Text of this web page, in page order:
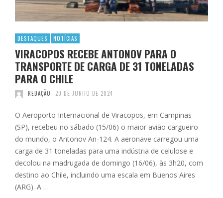
DESTAQUES NOTÍCIAS
VIRACOPOS RECEBE ANTONOV PARA O
TRANSPORTE DE CARGA DE 31 TONELADAS
PARA O CHILE
REDAÇÃO 20 DE JUNHO DE 2024
O Aeroporto Internacional de Viracopos, em Campinas
(SP), recebeu no sábado (15/06) o maior avião cargueiro
do mundo, o Antonov An-124. A aeronave carregou uma
carga de 31 toneladas para uma indústria de celulose e
decolou na madrugada de domingo (16/06), às 3h20, com
destino ao Chile, incluindo uma escala em Buenos Aires
(ARG). A …